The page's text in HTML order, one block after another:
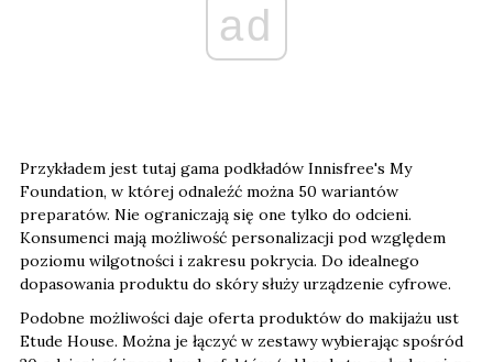
ad
Przykładem jest tutaj gama podkładów Innisfree's My
Foundation, w której odnaleźć można 50 wariantów
preparatów. Nie ograniczają się one tylko do odcieni.
Konsumenci mają możliwość personalizacji pod względem
poziomu wilgotności i zakresu pokrycia. Do idealnego
dopasowania produktu do skóry służy urządzenie cyfrowe.
Podobne możliwości daje oferta produktów do makijażu ust
Etude House. Można je łączyć w zestawy wybierając spośród